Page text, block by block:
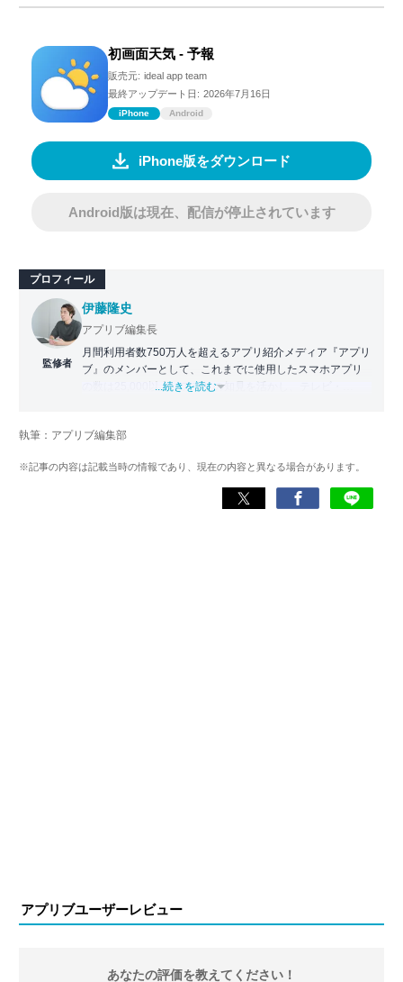
初画面天気 - 予報
販売元: ideal app team
最終アップデート日: 2026年7月16日
iPhone Android
iPhone版をダウンロード
Android版は現在、配信が停止されています
プロフィール
監修者
伊藤隆史
アプリブ編集長
月間利用者数750万人を超えるアプリ紹介メディア『アプリ
ブ』のメンバーとして、これまでに使用したスマホアプリ
の数は25,000以上。アプリの知見を活かし、テレビ・
化アプリの紹介）、TBS『サタプラ』（スマホライフが変
スマホアプリ）他
...続きを読む
執筆：アプリブ編集部
※記事の内容は記載当時の情報であり、現在の内容と異なる場合があります。
アプリブユーザーレビュー
あなたの評価を教えてください！